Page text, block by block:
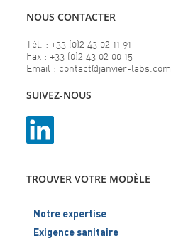
NOUS CONTACTER
Tél. : +33 (0)2 43 02 11 91
Fax : +33 (0)2 43 02 00 15
Email : contact@janvier-labs.com
SUIVEZ-NOUS
TROUVER VOTRE MODÈLE
Notre expertise
Exigence sanitaire